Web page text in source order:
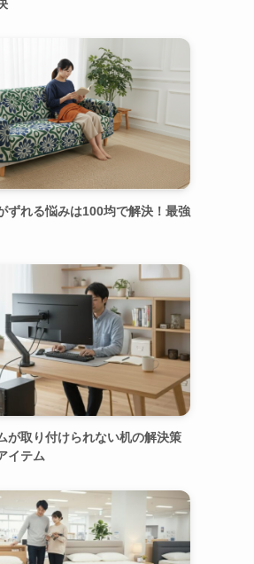
ずれる悩みは100均で解決！最強
が取り付けられない机の解決策
イテム